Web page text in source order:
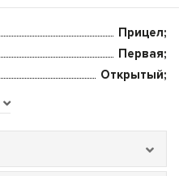
Прицел;
Первая;
Открытый;